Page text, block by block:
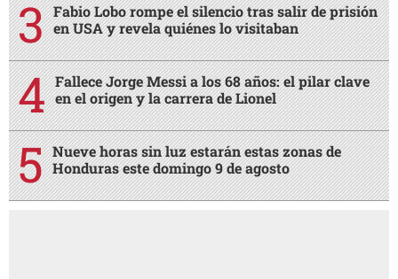
Fabio Lobo rompe el silencio tras salir de prisión
en USA y revela quiénes lo visitaban
Fallece Jorge Messi a los 68 años: el pilar clave
en el origen y la carrera de Lionel
Nueve horas sin luz estarán estas zonas de
Honduras este domingo 9 de agosto